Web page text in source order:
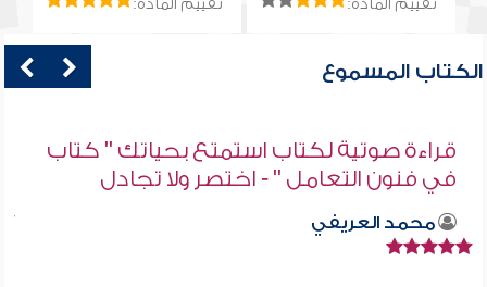
تقييم المادة: تقييم المادة:
الكتاب المسموع
قراءة صوتية لكتاب استمتع بحياتك " كتاب
في فنون التعامل " - اختصر ولا تجادل
محمد العريفي